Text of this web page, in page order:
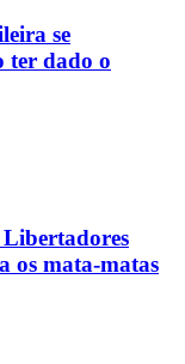
se
ter dado o
Libertadores
os mata-matas